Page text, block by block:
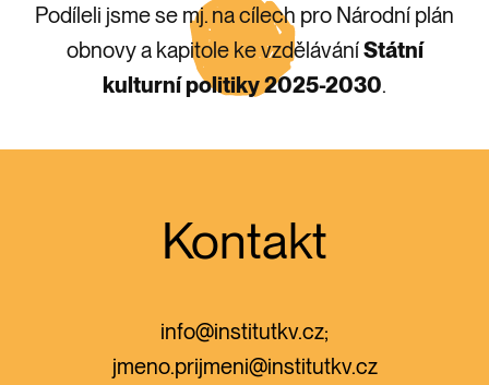
Podíleli jsme se mj. na cílech pro Národní plán
obnovy a kapitole ke vzděláváníStátní
kulturní politiky 2025-2030.
Kontakt
info@institutkv.cz;
jmeno.prijmeni@institutkv.cz